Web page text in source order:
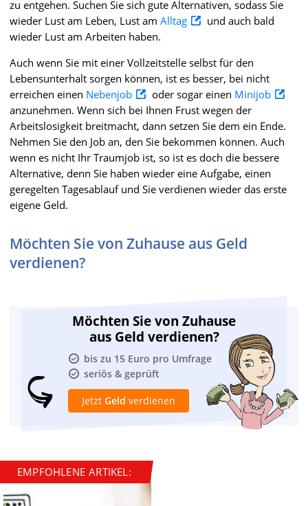
zu entgehen. Suchen Sie sich gute Alternativen, sodass Sie
wieder Lust am Leben, Lust am Alltag
und auch bald
wieder Lust am Arbeiten haben.
Auch wenn Sie mit einer Vollzeitstelle selbst für den
Lebensunterhalt sorgen können, ist es besser, bei nicht
erreichen einen Nebenjob oder sogar einen Minijob
anzunehmen. Wenn sich bei Ihnen Frust wegen der
Arbeitslosigkeit breitmacht, dann setzen Sie dem ein Ende.
Nehmen Sie den Job an, den Sie bekommen können. Auch
wenn es nicht Ihr Traumjob ist, so ist es doch die bessere
Alternative, denn Sie haben wieder eine Aufgabe, einen
geregelten Tagesablauf und Sie verdienen wieder das erste
eigene Geld.
Möchten Sie von Zuhause aus Geld
verdienen?
Möchten Sie von Zuhause
aus Geld verdienen?
bis zu 15 Euro pro Umfrage
seriös & geprüft
Jetzt Geld verdienen
EMPFOHLENE ARTIKEL: